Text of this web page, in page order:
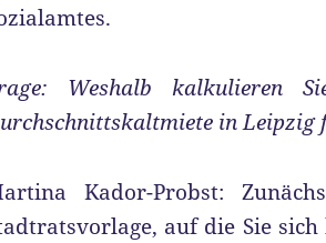
Weshalb kalkulieren
in Leipzig
Kador-Probst:
auf die Sie